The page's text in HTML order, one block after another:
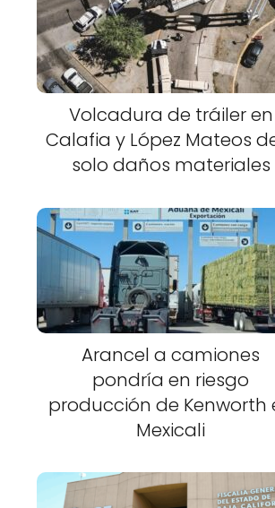
Volcadura de tráiler en
Calafia y López Mateos
solo daños materiales
Arancel a camiones
pondría en riesgo
producción de Kenworth
Mexicali